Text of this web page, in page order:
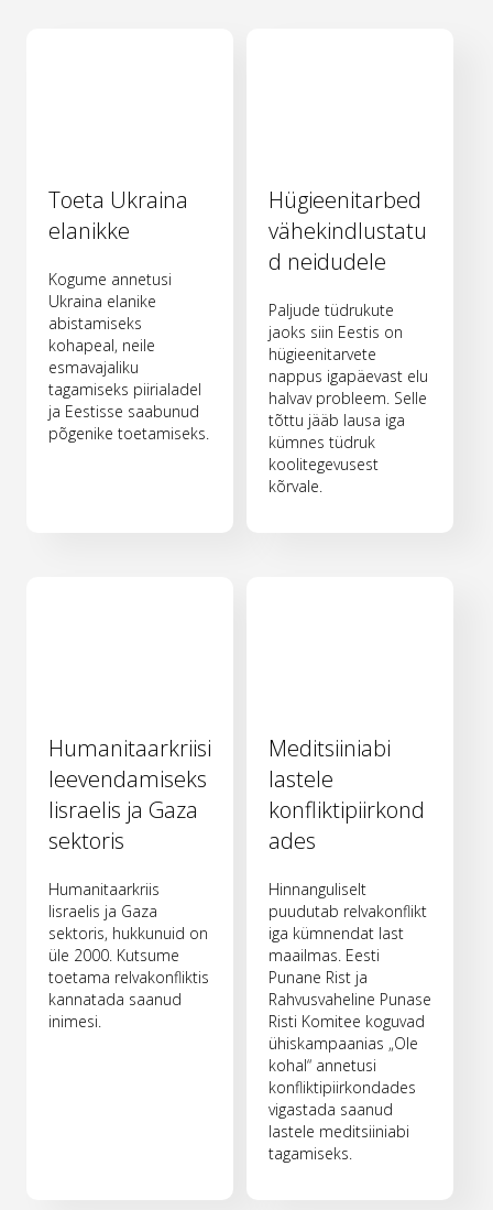
Toeta Ukraina
elanikke
Kogume annetusi
Ukraina elanike
abistamiseks
kohapeal, neile
esmavajaliku
tagamiseks piirialadel
ja Eestisse saabunud
põgenike toetamiseks.
Hügieenitarbed
vähekindlustatu
d neidudele
Paljude tüdrukute
jaoks siin Eestis on
hügieenitarvete
nappus igapäevast elu
halvav probleem. Selle
tõttu jääb lausa iga
kümnes tüdruk
koolitegevusest
kõrvale.
Humanitaarkriisi
leevendamiseks
Iisraelis ja Gaza
sektoris
Humanitaarkriis
Iisraelis ja Gaza
sektoris, hukkunuid on
üle 2000. Kutsume
toetama relvakonfliktis
kannatada saanud
inimesi.
Meditsiiniabi
lastele
konfliktipiirkond
ades
Hinnanguliselt
puudutab relvakonflikt
iga kümnendat last
maailmas. Eesti
Punane Rist ja
Rahvusvaheline Punase
Risti Komitee koguvad
ühiskampaanias „Ole
kohal“ annetusi
konfliktipiirkondades
vigastada saanud
lastele meditsiiniabi
tagamiseks.